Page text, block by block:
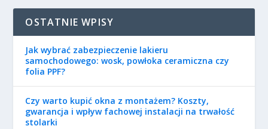
OSTATNIE WPISY
Jak wybrać zabezpieczenie lakieru
samochodowego: wosk, powłoka ceramiczna czy
folia PPF?
Czy warto kupić okna z montażem? Koszty,
gwarancja i wpływ fachowej instalacji na trwałość
stolarki